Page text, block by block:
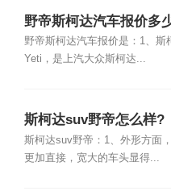
野帝斯柯达汽车报价多
野帝斯柯达汽车报价是：1、斯
Yeti，是上汽大众斯柯达...
斯柯达suv野帝怎么样?
斯柯达suv野帝：1、外形方面
更加直接，宽大的车头显得...